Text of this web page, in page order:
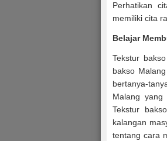
Perhatikan
memiliki cita
Belajar
Tekstur
bakso
bertanya-
Malang yang
Tekstur
kalangan
tentang cara